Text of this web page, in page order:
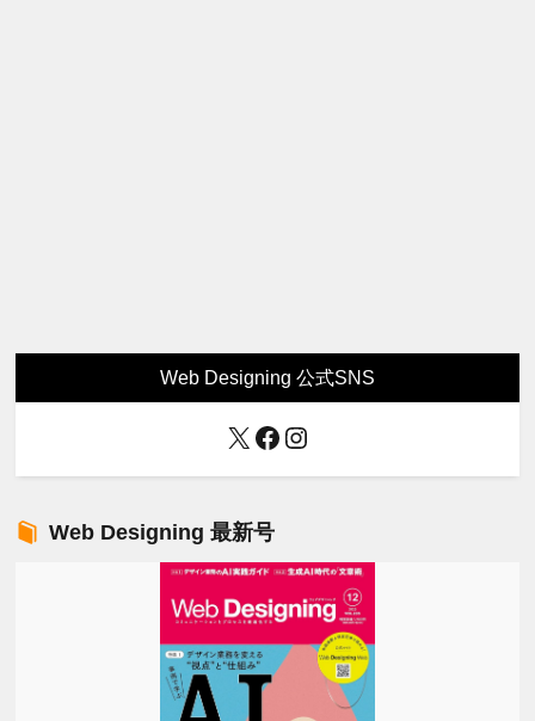
Web Designing 公式SNS
X Facebook
Instagram
Web Designing 最新号